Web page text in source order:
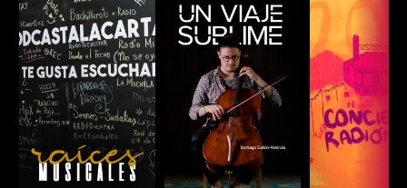
ESCUCHAR ESCUCHAR